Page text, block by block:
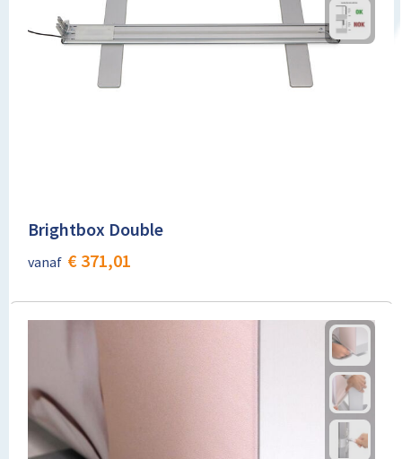
Brightbox Double
vanaf € 371,01